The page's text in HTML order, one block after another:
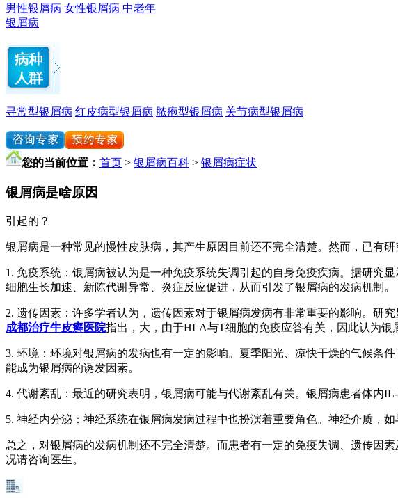
男性银屑病 女性银屑病 中老年
银屑病
寻常型银屑病 红皮病型银屑病 脓疱型银屑病 关节病型银屑病
您的当前位置： 首页 > 银屑病百科 > 银屑病症状
银屑病是啥原因
引起的？
银屑病是一种常见的慢性皮肤病，其产生原因目前还不完全清楚。然而，已有
1. 免疫系统：银屑病被认为是一种免疫系统失调引起的自身免疫疾病。据研究
细胞生长加速、新陈代谢异常、炎症反应促进，从而引发了银屑病的发病机制。
2. 遗传因素：许多学者认为，遗传因素对于银屑病发病有非常重要的影响。研
成都治疗牛皮癣医院指出，大，由于HLA与T细胞的免疫应答有关，因此认为银
3. 环境：环境对银屑病的发病也有一定的影响。夏季阳光、凉快干燥的气候条
能成为银屑病的诱发因素。
4. 代谢紊乱：最近的研究表明，银屑病可能与代谢紊乱有关。银屑病患者体内
5. 神经内分泌：神经系统在银屑病发病过程中也扮演着重要角色。神经介质，
总之，对银屑病的发病机制还不完全清楚。而患者有一定的免疫失调、遗传因
况请咨询医生。